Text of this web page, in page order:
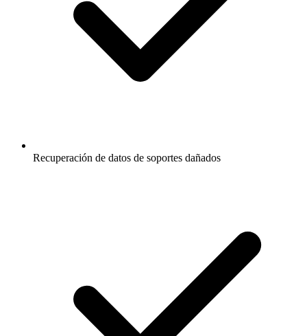
Recuperación de datos de soportes dañados